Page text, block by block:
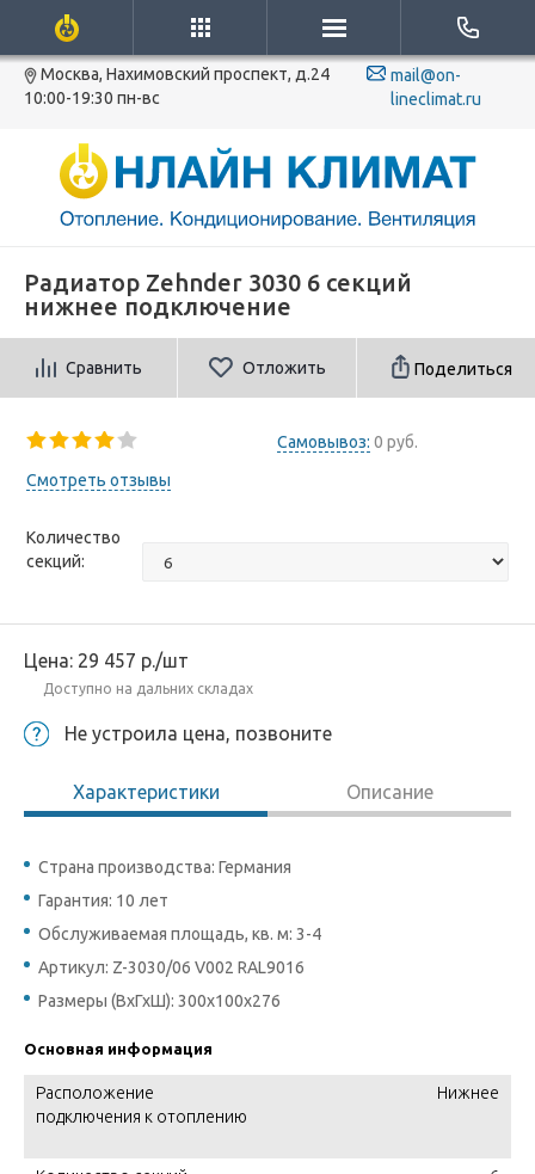
Москва, Нахимовский проспект, д.24
10:00-19:30 пн-вс
mail@on-
lineclimat.ru
Радиатор Zehnder 3030 6 секций
нижнее подключение
Сравнить Отложить Поделиться
Самовывоз: 0 руб.
Смотреть отзывы
Количество
секций:
Цена: 29 457 р./шт
Доступно на дальних складах
Не устроила цена, позвоните
Характеристики Описание
Страна производства: Германия
Гарантия: 10 лет
Обслуживаемая площадь, кв. м: 3-4
Артикул: Z-3030/06 V002 RAL9016
Размеры (ВхГхШ): 300х100х276
Основная информация
Расположение
подключения к отоплению
Нижнее